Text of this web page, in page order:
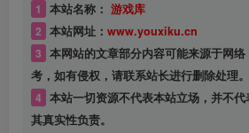
1 本站名称： 游戏库
2 本站网址： www.youxiku.cn
3 本网站的文章部分内容可能来源于网
考，如有侵权，请联系站长进行删除处理。
4 本站一切资源不代表本站立场，并不
其真实性负责。